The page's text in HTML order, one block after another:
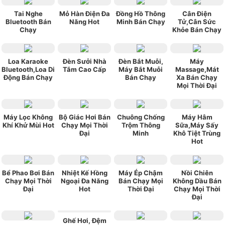
Tai Nghe
Bluetooth Bán
Chạy
Mỏ Hàn Điện Đa
Năng Hot
Đồng Hồ Thông
Minh Bán Chạy
Cân Điện
Tử,Cân Sức
Khỏe Bán Chạy
Loa Karaoke
Bluetooth,Loa Di
Động Bán Chạy
Đèn Sưởi Nhà
Tắm Cao Cấp
Đèn Bắt Muỗi,
Máy Bắt Muỗi
Bán Chạy
Máy
Massage,Mát
Xa Bán Chạy
Mọi Thời Đại
Máy Lọc Không
Khí Khử Mùi Hot
Bộ Giác Hơi Bán
Chạy Mọi Thời
Đại
Chuông Chống
Trộm Thông
Minh
Máy Hâm
Sữa,Máy Sấy
Khô Tiệt Trùng
Hot
Bể Phao Bơi Bán
Chạy Mọi Thời
Đại
Nhiệt Kế Hồng
Ngoại Đa Năng
Hot
Máy Ép Chậm
Bán Chạy Mọi
Thời Đại
Nồi Chiên
Không Dầu Bán
Chạy Mọi Thời
Đại
Ghế Hơi, Đệm